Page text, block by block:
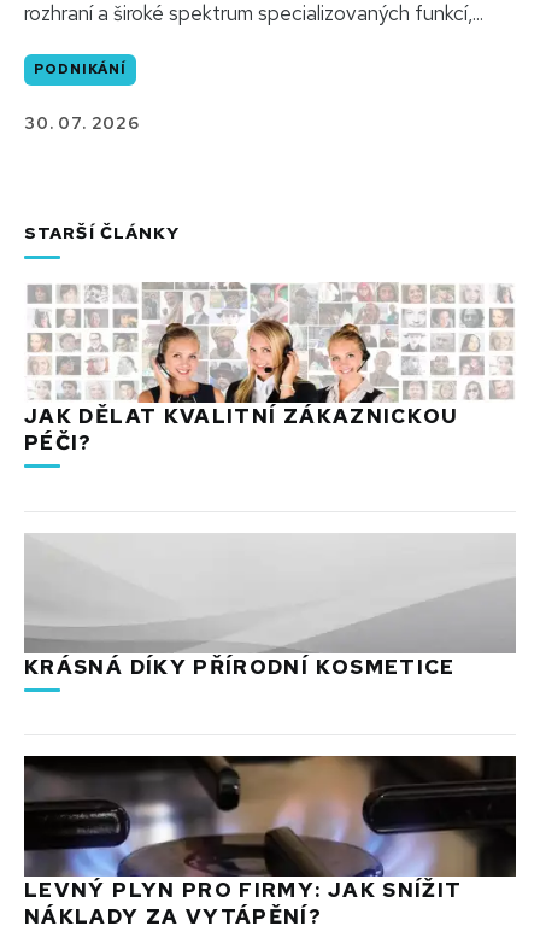
rozhraní a široké spektrum specializovaných funkcí,...
PODNIKÁNÍ
30. 07. 2026
STARŠÍ ČLÁNKY
JAK DĚLAT KVALITNÍ ZÁKAZNICKOU
PÉČI?
KRÁSNÁ DÍKY PŘÍRODNÍ KOSMETICE
LEVNÝ PLYN PRO FIRMY: JAK SNÍŽIT
NÁKLADY ZA VYTÁPĚNÍ?